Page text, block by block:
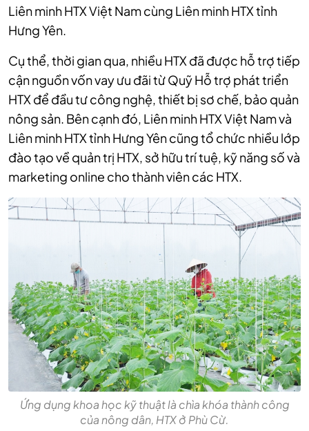
Liên minh HTX Việt Nam cùng Liên minh HTX tỉnh
Hưng Yên.
Cụ thể, thời gian qua, nhiều HTX đã được hỗ trợ tiếp
cận nguồn vốn vay ưu đãi từ Quỹ Hỗ trợ phát triển
HTX để đầu tư công nghệ, thiết bị sơ chế, bảo quản
nông sản. Bên cạnh đó, Liên minh HTX Việt Nam và
Liên minh HTX tỉnh Hưng Yên cũng tổ chức nhiều lớp
đào tạo về quản trị HTX, sở hữu trí tuệ, kỹ năng số và
marketing online cho thành viên các HTX.
Ứng dụng khoa học kỹ thuật là chìa khóa thành công
của nông dân, HTX ở Phù Cừ.